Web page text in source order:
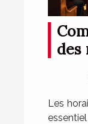
des
Les